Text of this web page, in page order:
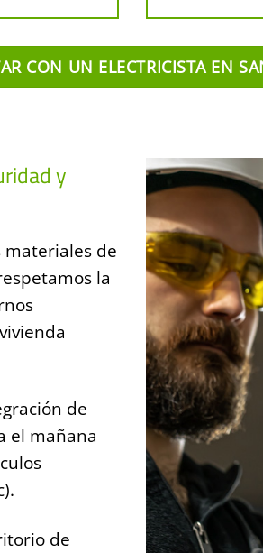
CON UN ELECTRICISTA EN
y
materiales de
la
de
el mañana
de